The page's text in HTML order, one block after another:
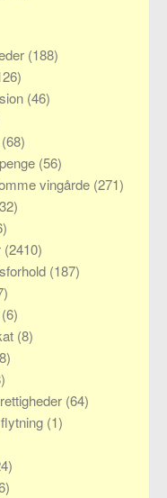
(188)
(46)
(68)
(56)
vingårde (271)
(2410)
(187)
(6)
(8)
(64)
(1)